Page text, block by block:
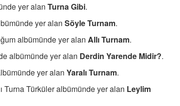
yer alanTurna Gibi.
yer alanSöyle Turnam.
albümünde yer alanAllı Turnam.
albümünde yer alan Derdin Yarende Midir?.
yer alanYaralı Turnam.
Turna Türküler albümünde yer alan Leylim